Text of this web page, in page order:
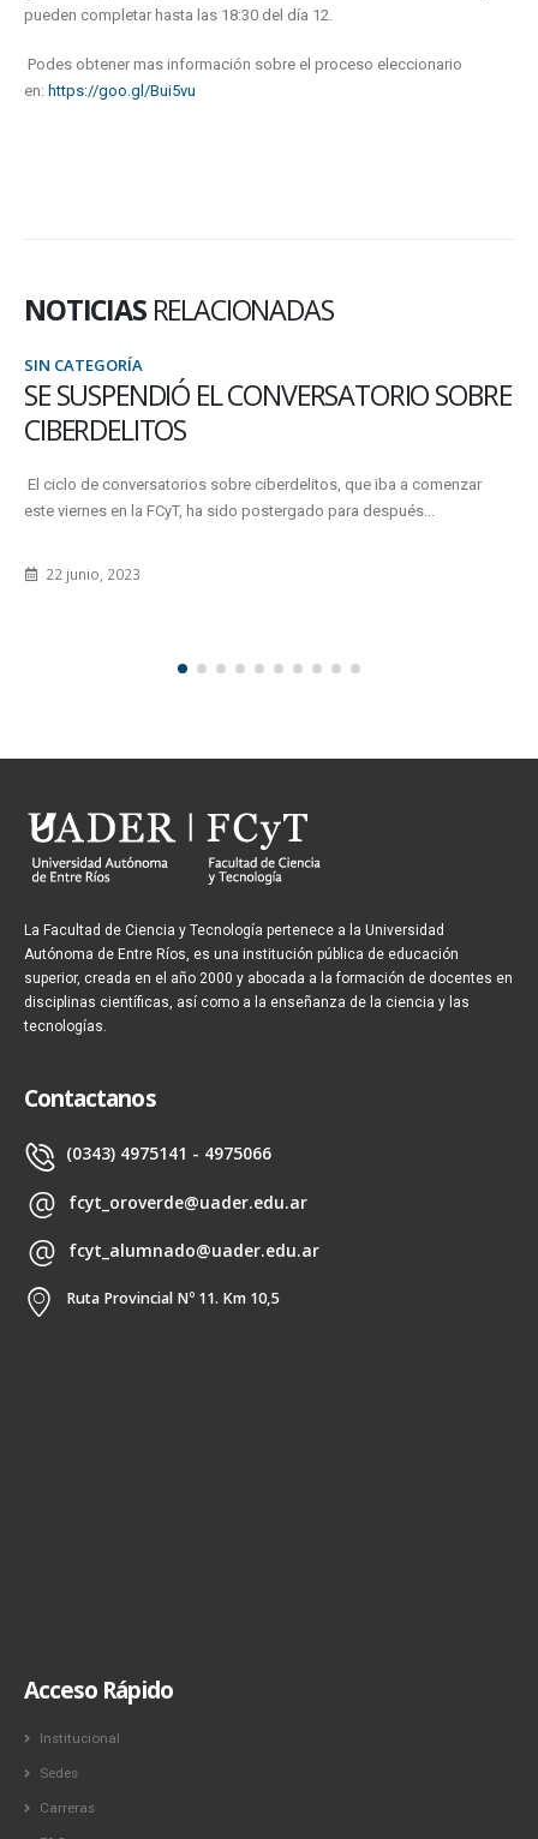
pueden completar hasta las 18:30 del día 12.
Podes obtener mas información sobre el proceso eleccionario
en: https://goo.gl/Bui5vu
NOTICIAS RELACIONADAS
EL CONVERSATORIO SOBRE
conversatorios sobre ciberdelitos, que iba a comenzar
en la FCyT, ha sido postergado para después...
2023
La Facultad de Ciencia y Tecnología pertenece a la Universidad
Autónoma de Entre Ríos, es una institución pública de educación
superior, creada en el año 2000 y abocada a la formación de docentes en
disciplinas científicas, así como a la enseñanza de la ciencia y las
tecnologías.
Contactanos
(0343) 4975141 - 4975066
fcyt_oroverde@uader.edu.ar
fcyt_alumnado@uader.edu.ar
Ruta Provincial Nº 11. Km 10,5
Acceso Rápido
Institucional
Sedes
Carreras